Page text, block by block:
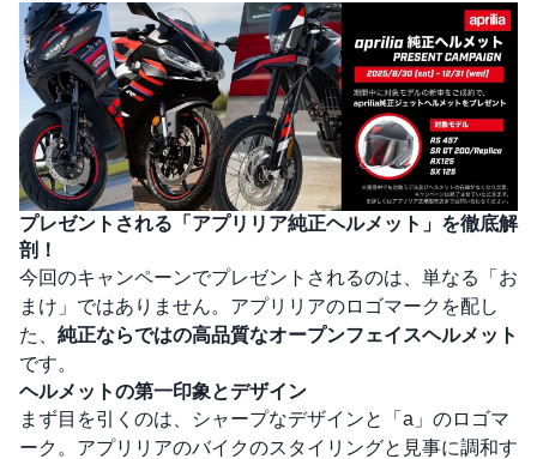
プレゼントされる「アプリリア純正ヘルメット」を徹底解
剖！
今回のキャンペーンでプレゼントされるのは、単なる「お
まけ」ではありません。アプリリアのロゴマークを配し
た、 純正ならではの高品質なオープンフェイスヘルメット
です。
ヘルメットの第一印象とデザイン
まず目を引くのは、シャープなデザインと「a」のロゴマ
ーク。アプリリアのバイクのスタイリングと見事に調和す